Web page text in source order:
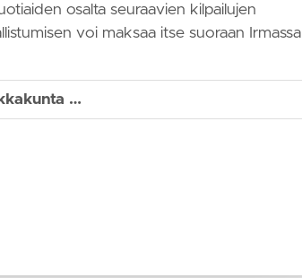
osalta seuraavien kilpailujen
voi maksaa itse suoraan Irmassa
…